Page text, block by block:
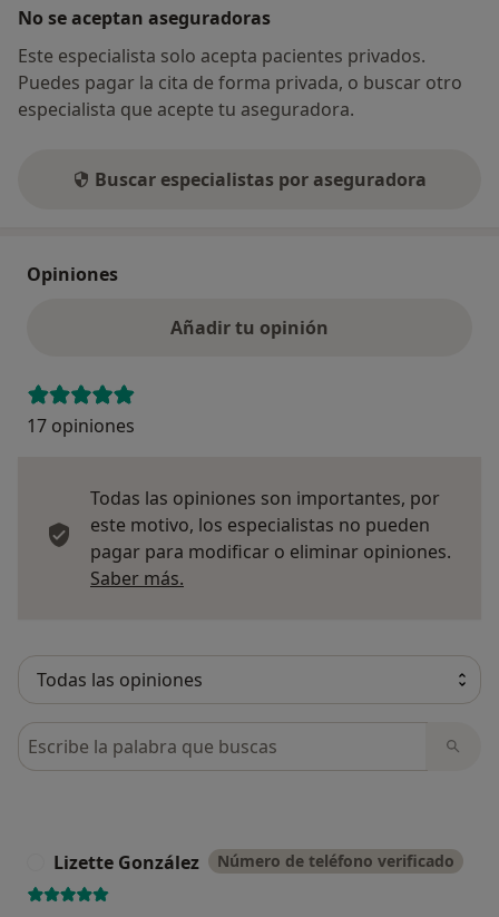
No se aceptan aseguradoras
Este especialista solo acepta pacientes privados.
Puedes pagar la cita de forma privada, o buscar otro
especialista que acepte tu aseguradora.
Buscar especialistas por aseguradora
Opiniones
Añadir tu opinión
17 opiniones
Todas las opiniones son importantes, por
este motivo, los especialistas no pueden
pagar para modificar o eliminar opiniones.
Saber más.
Busca en opiniones
Lizette González Número de teléfono verificado